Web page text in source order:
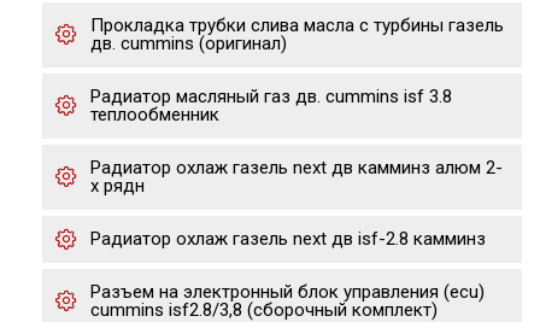
Прокладка трубки слива масла с турбины газель
дв. cummins (оригинал)
Радиатор масляный газ дв. cummins isf 3.8
теплообменник
Радиатор охлаж газель next дв камминз алюм 2-
х рядн
Радиатор охлаж газель next дв isf-2.8 камминз
Разъем на электронный блок управления (ecu)
cummins isf2.8/3,8 (сборочный комплект)